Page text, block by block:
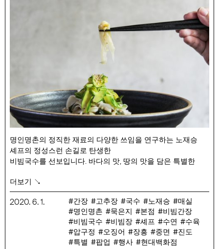
– 다복 : 토종고추로 특유의 맵고 달콤한 맛과 고운 빛깔을
– 수비초 : 토종고추로 가장 좋은 식감과 매운맛을 가지고
– 점보 : 크기가 매우 크며 순한 맛을 가지고 있음.
– 파워스피드 : 크기가 크며 매운맛을 냄.
명인명촌의 정직한 재료의 다양한 쓰임을 연구하는 노재승
셰프의 정성스런 손길로 탄생한
비빔국수를 선보입니다. 바다의 맛, 땅의 맛을 담은 특별한
*셰프의 레시피 그대로 맛보는 비빔국수와 직접 만들어 드실
수 있는 장을 판매하고 있습니다.
행사 기간 : 6/1(월) ~ 8/2(일)
행사 장소 : 현대백화점 압구정본점 지하1층 H-키친
행사 품목 : 수육 고추장 비빔국수 8,500원, 오징어 간장
더보기 ↘
2020.6.1. 간장 고추장 국수 노재승
매실
명인명촌
묵은지 본점
비빔간장
비빔국수
비빔장 셰프 수연
수육
압구정
오징어 장흥 중면
진도
특별
팝업 행사 현대백화점